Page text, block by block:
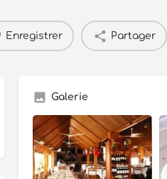
Enregistrer Partager
Galerie